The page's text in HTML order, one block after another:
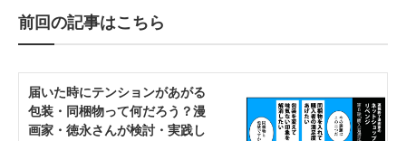
前回の記事はこちら